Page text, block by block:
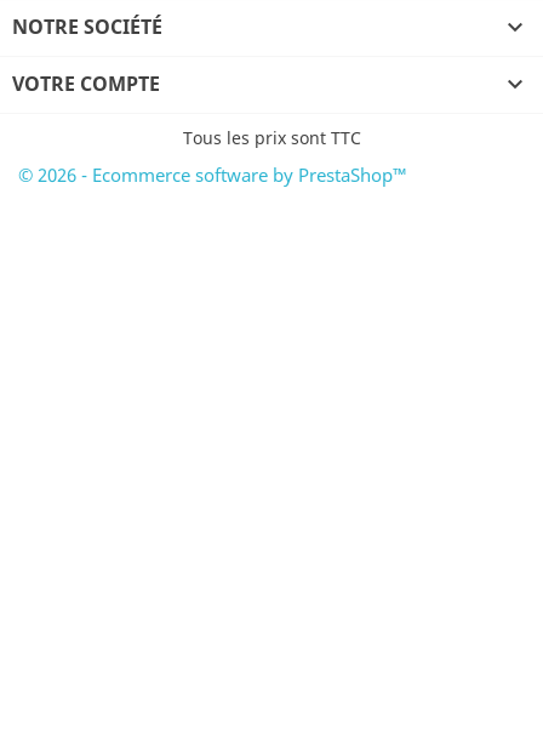
NOTRE SOCIÉTÉ 
VOTRE COMPTE 
Tous les prix sont TTC
© 2026 - Ecommerce software by PrestaShop™